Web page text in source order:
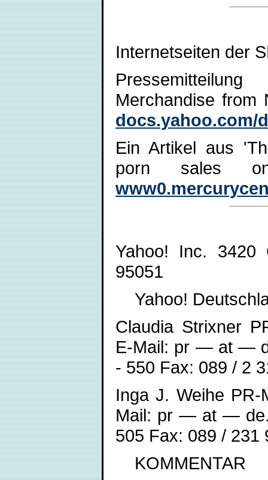
Internetseiten der
Merchandise from
docs.yahoo.com/
Ein Artikel aus
porn sales
Yahoo! Inc. 3420
95051
Yahoo!
Claudia Strixner
E-Mail: pr — at —
- 550 Fax: 089 / 2
Inga J. Weihe PR-
Mail: pr — at —
505 Fax: 089 / 231
KOMMENTAR